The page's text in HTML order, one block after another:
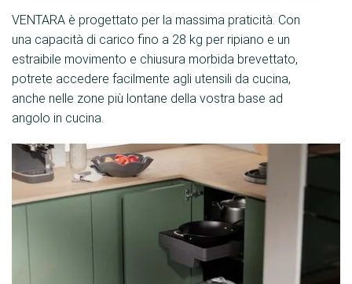
VENTARA è progettato per la massima praticità. Con
una capacità di carico fino a 28 kg per ripiano e un
estraibile movimento e chiusura morbida brevettato,
potrete accedere facilmente agli utensili da cucina,
anche nelle zone più lontane della vostra base ad
angolo in cucina.